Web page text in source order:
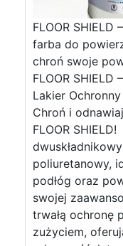
FLOOR SHIELD
farba do
chroń swoje
FLOOR
Lakier
Chroń i
FLOOR
poliuretanowy,
podłóg oraz
swojej
trwałą ochronę
zużyciem,